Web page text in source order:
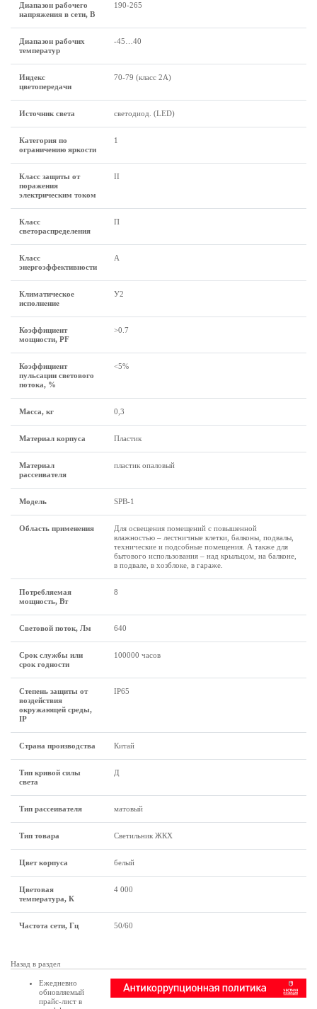
Диапазон рабочего
напряжения в сети, В
190-265
Диапазон рабочих
температур
-45…40
Индекс
цветопередачи
70-79 (класс 2A)
Источник света светодиод. (LED)
Категория по
ограничению яркости
1
Класс защиты от
поражения
электрическим током
II
Класс
светораспределения
П
Класс
энергоэффективности
А
Климатическое
исполнение
У2
Коэффициент
мощности, PF
>0.7
Коэффициент
пульсации светового
потока, %
<5%
Масса, кг 0,3
Материал корпуса Пластик
Материал
рассеивателя
пластик опаловый
Модель SPB-1
Область применения
Для освещения помещений с повышенной
влажностью – лестничные клетки, балконы, подвалы,
технические и подсобные помещения. А также для
бытового использования – над крыльцом, на балконе,
в подвале, в хозблоке, в гараже.
Потребляемая
мощность, Вт
8
Световой поток, Лм 640
Срок службы или
срок годности
100000 часов
Степень защиты от
воздействия
окружающей среды,
IP
IP65
Страна производства Китай
Тип кривой силы
света
Д
Тип рассеивателя матовый
Тип товара Светильник ЖКХ
Цвет корпуса белый
Цветовая
температура, К
4 000
Частота сети, Гц 50/60
Назад в раздел
Ежедневно
обновляемый
прайс-лист в